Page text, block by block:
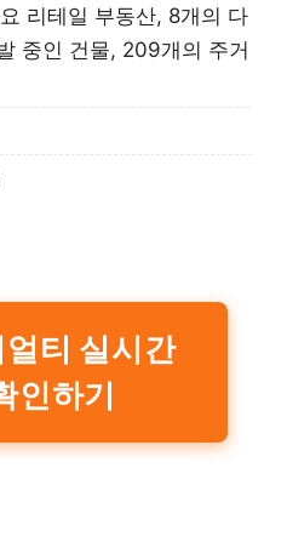
리테일 부동산, 8개의 다
중인 건물, 209개의 주거
티 실시간
인하기